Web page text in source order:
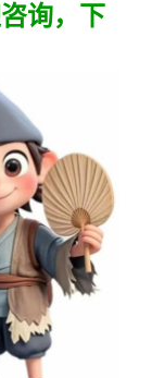
询，下